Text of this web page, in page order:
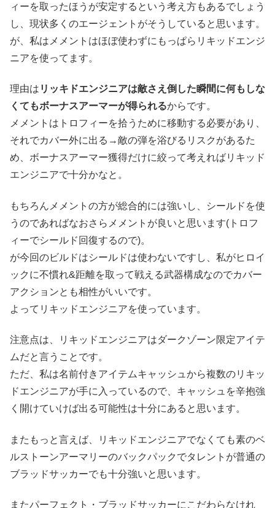
ィーを取ったほうが安定するという考え方もあるでしょう
し、現状多くのエージェントがそうしていると思います。
が、私はメメントはほぼ使わずにもっぱらリキッドエンジ
ニアを使ってます。
理由は リッキドエンジニアは敵さえ倒した瞬間に何もしな
くてもボーナスアーマーが得られるからです。
メメントはトロフィーを拾うために移動する必要があり、
それでカバー外に出る→敵の弾を浴びるリスクがあるた
め、ボーナスアーマー獲得だけに絞って考えればリキッド
エンジニアで十分かなと。
もちろんメメントの方が総合的には強いし、シールドを使
うのであればなおさらメメントが良いと思います(トロフ
ィーでシールド回復するので)。
が今回のビルドはシールドは使わないですし、私がヒロイ
ックに不慣れ&距離を取って戦える武器構成なのでカバー
アクションとも相性がいいです。
よってリキッドエンジニアを使っています。
注意点は、リキッドエンジニアはダークゾーン限定アイテ
ムだと言うことです。
ただ、私は名前付きアイテムキャッシュから複数のリキッ
ドエンジニアが手に入っているので、キャッシュを辛抱強
く開けていけば出る可能性は十分にあると思います。
またもっと言えば、リキッドエンジニアでなくても素のベ
ルストーンアーマリーのバックパックでタレントが普通の
ブラッドサッカーでも十分強いと思います。
またパーフェクト・ブラッドサッカーにこだわらなけれ